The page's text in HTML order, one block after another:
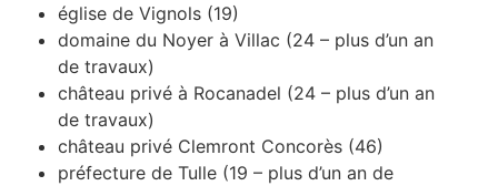
église de Vignols (19)
domaine du Noyer à Villac (24 – plus d’un an
de travaux)
château privé à Rocanadel (24 – plus d’un an
de travaux)
château privé Clemront Concorès (46)
préfecture de Tulle (19 – plus d’un an de